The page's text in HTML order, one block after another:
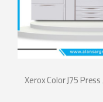
Xerox Color J75 Press ماكينة طباعة ديجيتال